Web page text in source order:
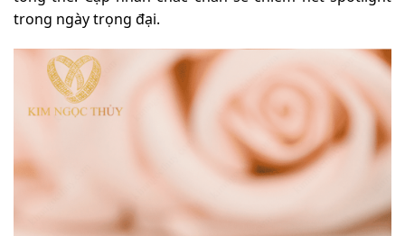
trong ngày trọng đại.